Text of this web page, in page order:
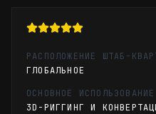
РАСПОЛОЖЕНИЕ ШТАБ-
ГЛОБАЛЬНОЕ
ОСНОВНОЕ ИСПОЛЬЗОВАНИЕ
3D-РИГГИНГ И